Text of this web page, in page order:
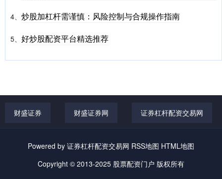
4、 炒股加杠杆需谨慎：风险控制与合规操作指南
5、 好炒股配资平台精选推荐
财盛证券 财盛证券网 证券杠杆配资交易网
Powered by 证券杠杆配资交易网 RSS地图 HTML地图
Copyright © 2013-2025 股票配资门户 版权所有